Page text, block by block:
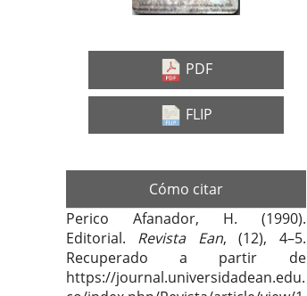
PDF
FLIP
Cómo citar
Perico Afanador, H. (1990).
Editorial. Revista Ean, (12), 4–5.
Recuperado a partir de
https://journal.universidadean.edu.